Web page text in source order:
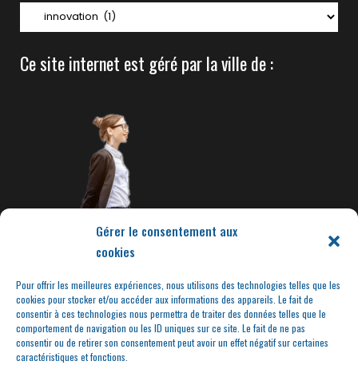
Gérer le consentement aux
cookies
Pour offrir les meilleures expériences, nous utilisons des technologies telles que les
cookies pour stocker et/ou accéder aux informations des appareils. Le fait de
consentir à ces technologies nous permettra de traiter des données telles que le
comportement de navigation ou les ID uniques sur ce site. Le fait de ne pas
consentir ou de retirer son consentement peut avoir un effet négatif sur certaines
caractéristiques et fonctions.
Ce site internet est géré par la ville de :